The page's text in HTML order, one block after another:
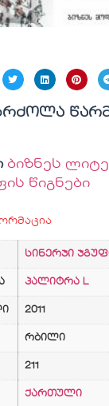
ბიზნეს
წიგნები
სინერჯი
პალიტრა L
2011
რბილი
211
ქართული